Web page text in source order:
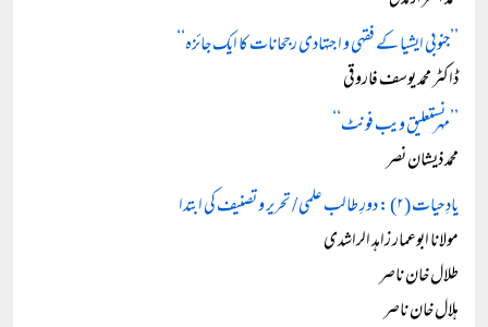
’’جنوبی ایشیا کے فقہی و اجتہادی رجحانات کا ایک جائزہ‘‘
ڈاکٹر محمد یوسف فاروقی
’’مہر نستعلیق ویب فونٹ‘‘
محمد ذیشان نصر
یادِ حیات (۲) : دورِ طالب علمی / تحریر و تصنیف کی ابتدا
مولانا ابوعمار زاہد الراشدی
طلال خان ناصر
ہلال خان ناصر